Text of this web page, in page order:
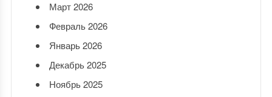
Март 2026
Февраль 2026
Январь 2026
Декабрь 2025
Ноябрь 2025